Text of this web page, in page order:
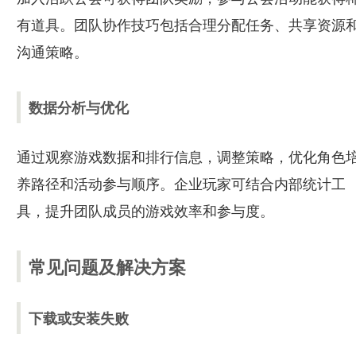
有道具。团队协作技巧包括合理分配任务、共享资源
沟通策略。
数据分析与优化
通过观察游戏数据和排行信息，调整策略，优化角色
养路径和活动参与顺序。企业玩家可结合内部统计工
具，提升团队成员的游戏效率和参与度。
常见问题及解决方案
下载或安装失败